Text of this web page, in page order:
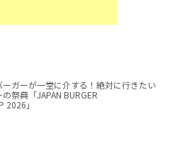
ガーが一堂に介する！絶対に行きたい
祭典「JAPAN BURGER
2026」